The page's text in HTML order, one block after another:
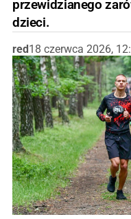
przewidzianego
dzieci.
red18 czerwca 2026,